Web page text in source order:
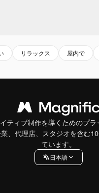
リラックス 屋内で
ティブ制作を導くためのプラ
、代理店、スタジオを含む
ています。
日本語